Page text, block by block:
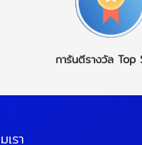
การันตีรางวัล Top
รา